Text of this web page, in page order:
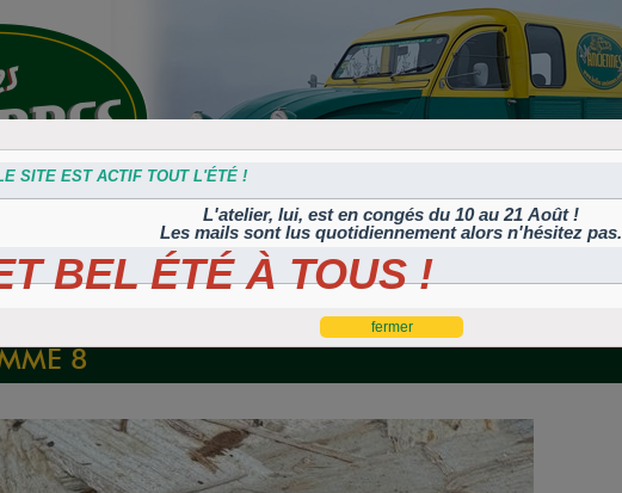
3D
et
Plaques
immatriculation
Plaques
autocollantes et
Plaques
peintes
Traitement
Corrosion
SITE EST ACTIF TOUT L'ÉTÉ !
L'atelier, lui, est en congés du 10 au 21 Août !
Les mails sont lus quotidiennement alors n'hésitez pas.
BEL ÉTÉ À TOUS !
8